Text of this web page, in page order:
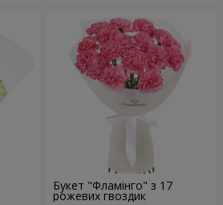
Букет "Фламінго" з 17
рожевих гвоздик